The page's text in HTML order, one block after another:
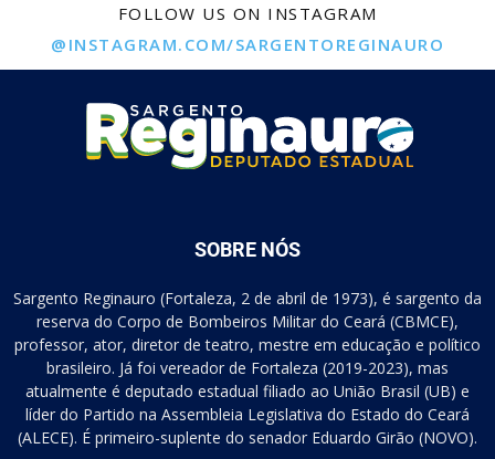
FOLLOW US ON INSTAGRAM
@INSTAGRAM.COM/SARGENTOREGINAURO
SOBRE NÓS
Sargento Reginauro (Fortaleza, 2 de abril de 1973), é sargento da
reserva do Corpo de Bombeiros Militar do Ceará (CBMCE),
professor, ator, diretor de teatro, mestre em educação e político
brasileiro. Já foi vereador de Fortaleza (2019-2023), mas
atualmente é deputado estadual filiado ao União Brasil (UB) e
líder do Partido na Assembleia Legislativa do Estado do Ceará
(ALECE). É primeiro-suplente do senador Eduardo Girão (NOVO).